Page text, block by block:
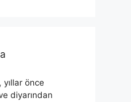
önce
diyarından